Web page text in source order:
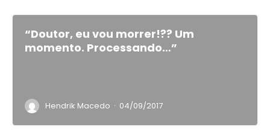
“Doutor, eu vou morrer!?? Um
momento. Processando…”
Hendrik Macedo · 04/09/2017